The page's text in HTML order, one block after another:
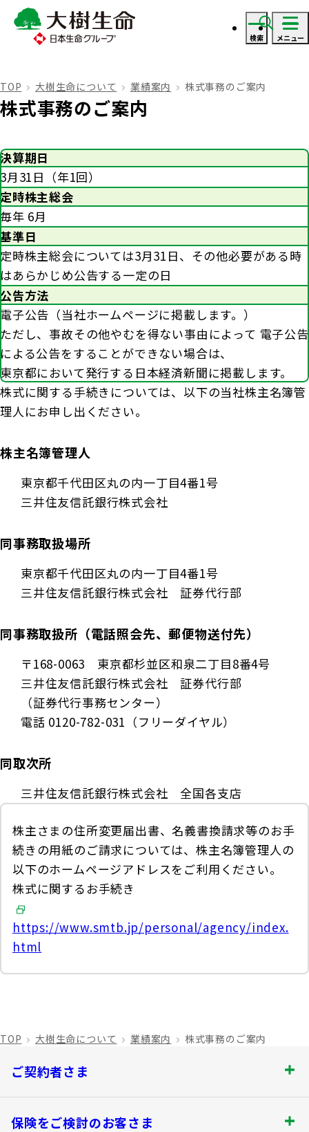
検索 メニュー
資料・見積り請求
ご契約者さま
ご契約者さま トップ
お手続きのご案内
保険金・給付金のお支払いについて
契約内容の確認・変更
書類の再発行
満期保険金などのご請求
資金の引出し
マイナンバーカードによるお手続き
その他のお手続き
諸利率のお知らせ
お客さま宛通知「大樹生命からのお知ら
せ」について
生命保険料控除制度について
Web版「ご契約のしおり－約款」
保険をご検討のお客さま
保険をご検討のお客さま トップ
商品を選ぶ
探してみよう！あなたにぴったりな保険
生命保険商品一覧
損害保険商品
法人のお客さま
法人のお客さま トップ
各都道府県中小企業団体中央会の会員の
皆さま
福利厚生制度関連
福利厚生制度等
ガイドブック「団体保険における保険金・給付金
のご請求手続きとお支払いについて」
各種照会・お手続きサービス）
団体年金制度関連
団体年金運用商品
確定給付企業年金オンラインサービス（CPBS）
企業年金の事務再委託先変更について（契約者さ
ま専用サイト）
知る・楽しむ
知る・楽しむ トップ
大樹生命ブログ
お金について知る
公的保障試算ツール
相続税シミュレーション
教育費シミュレーター
健康について知る
体内環境チェック
認知症について知る
大樹の認知症サポートサービス
認知症コラム
認知機能チェック
今月の九星マネー占い
大樹らいふ倶楽部紹介
大樹生命について
大樹生命について トップ
トップメッセージ
会社情報
業績案内
お客さま本位の業務運営
大樹生命 CM紹介
採用情報
よくある質問
TOP 大樹生命について 業績案内 株式事務のご案内
株式事務のご案内
決算期日
3月31日（年1回）
定時株主総会
毎年 6月
基準日
定時株主総会については3月31日、その他必要がある時
はあらかじめ公告する一定の日
公告方法
電子公告（当社ホームページに掲載します。）
ただし、事故その他やむを得ない事由によって 電子公告
による公告をすることができない場合は、
東京都において発行する日本経済新聞に掲載します。
株式に関する手続きについては、以下の当社株主名簿管
理人にお申し出ください。
株主名簿管理人
東京都千代田区丸の内一丁目4番1号
三井住友信託銀行株式会社
同事務取扱場所
東京都千代田区丸の内一丁目4番1号
三井住友信託銀行株式会社 証券代行部
同事務取扱所（電話照会先、郵便物送付先）
〒168-0063 東京都杉並区和泉二丁目8番4号
三井住友信託銀行株式会社 証券代行部
（証券代行事務センター）
電話 0120-782-031（フリーダイヤル）
同取次所
三井住友信託銀行株式会社 全国各支店
株主さまの住所変更届出書、名義書換請求等のお手
続きの用紙のご請求については、株主名簿管理人の
以下のホームページアドレスをご利用ください。
株式に関するお手続き
https://www.smtb.jp/personal/agency/index.
html
TOP 大樹生命について 業績案内 株式事務のご案内
ご契約者さま
ご契約者さま トップ
保険をご検討のお客さま